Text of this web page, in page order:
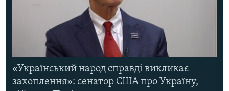
«Український народ справді викликає
захоплення»: сенатор США про Україну,